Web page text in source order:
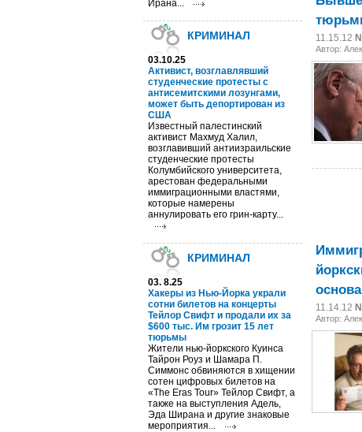
Ирана...
КРИМИНАЛ
03.10.25
Активист, возглавлявший
студенческие протесты с
антисемитскими лозунгами,
может быть депортирован из
США
Известный палестинский
активист Махмуд Халил,
возглавивший антиизраильские
студенческие протесты
Колумбийского университета,
арестован федеральными
иммиграционными властями,
которые намерены
аннулировать его грин-карту...
КРИМИНАЛ
03. 8.25
Хакеры из Нью-Йорка украли
сотни билетов на концерты
Тейлор Свифт и продали их за
$600 тыс. Им грозит 15 лет
тюрьмы
Жители нью-йоркского Куинса
Тайрон Роуз и Шамара П.
Симмонс обвиняются в хищении
сотен цифровых билетов на
«The Eras Tour» Тейлор Свифт, а
также на выступления Адель,
Эда Ширана и другие знаковые
мероприятия...
11.15.12
Автор:
11.14.12
Автор: